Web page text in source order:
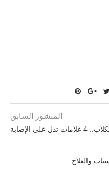
المنشور السابق
الإصابة
والعلاج